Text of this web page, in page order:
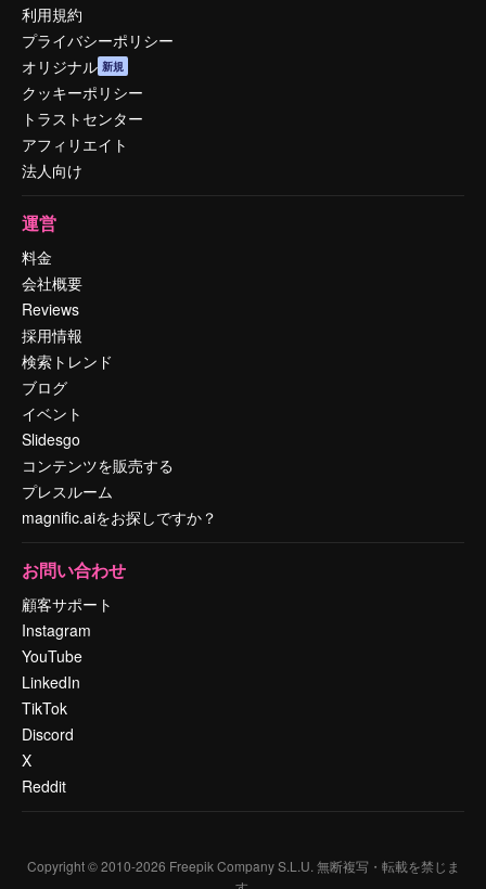
利用規約
プライバシーポリシー
オリジナル 新規
クッキーポリシー
トラストセンター
アフィリエイト
法人向け
運営
料金
会社概要
Reviews
採用情報
検索トレンド
ブログ
イベント
Slidesgo
コンテンツを販売する
プレスルーム
magnific.aiをお探しですか？
お問い合わせ
顧客サポート
Instagram
YouTube
LinkedIn
TikTok
Discord
X
Reddit
Copyright © 2010-2026 Freepik Company S.L.U. 無断複写・転載を禁じま